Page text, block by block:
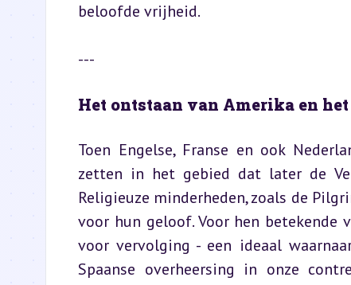
beloofde vrijheid.
---
Het ontstaan van Amerika en
Toen Engelse, Franse en ook
zetten in het gebied dat later de
Religieuze minderheden, zoals de
voor hun geloof. Voor hen
voor vervolging - een ideaal
Spaanse overheersing in onze